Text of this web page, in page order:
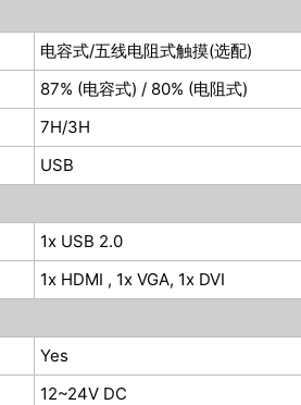
电容式/五线电阻式触摸(选配)
87% (电容式) / 80% (电阻式)
7H/3H
USB
1x USB 2.0
1x HDMI , 1x VGA, 1x DVI
Yes
12~24V DC